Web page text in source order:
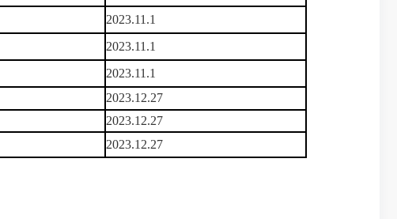
2023.11.1
2023.11.1
2023.11.1
2023.12.27
2023.12.27
2023.12.27